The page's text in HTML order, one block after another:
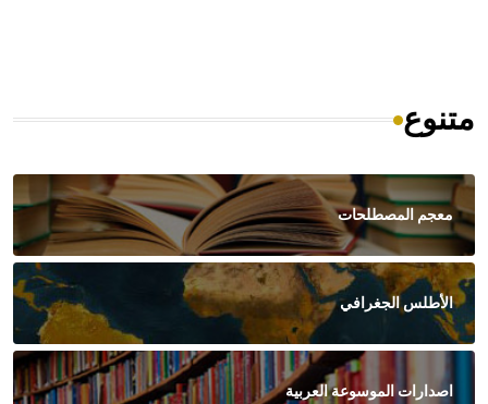
متنوع
معجم المصطلحات
الأطلس الجغرافي
اصدارات الموسوعة العربية